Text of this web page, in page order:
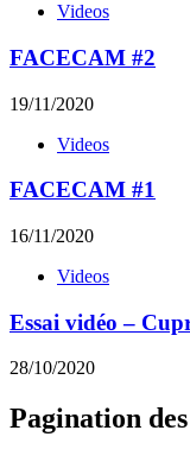
Videos
FACECAM #2
19/11/2020
Videos
FACECAM #1
16/11/2020
Videos
Essai vidéo –
28/10/2020
Pagination